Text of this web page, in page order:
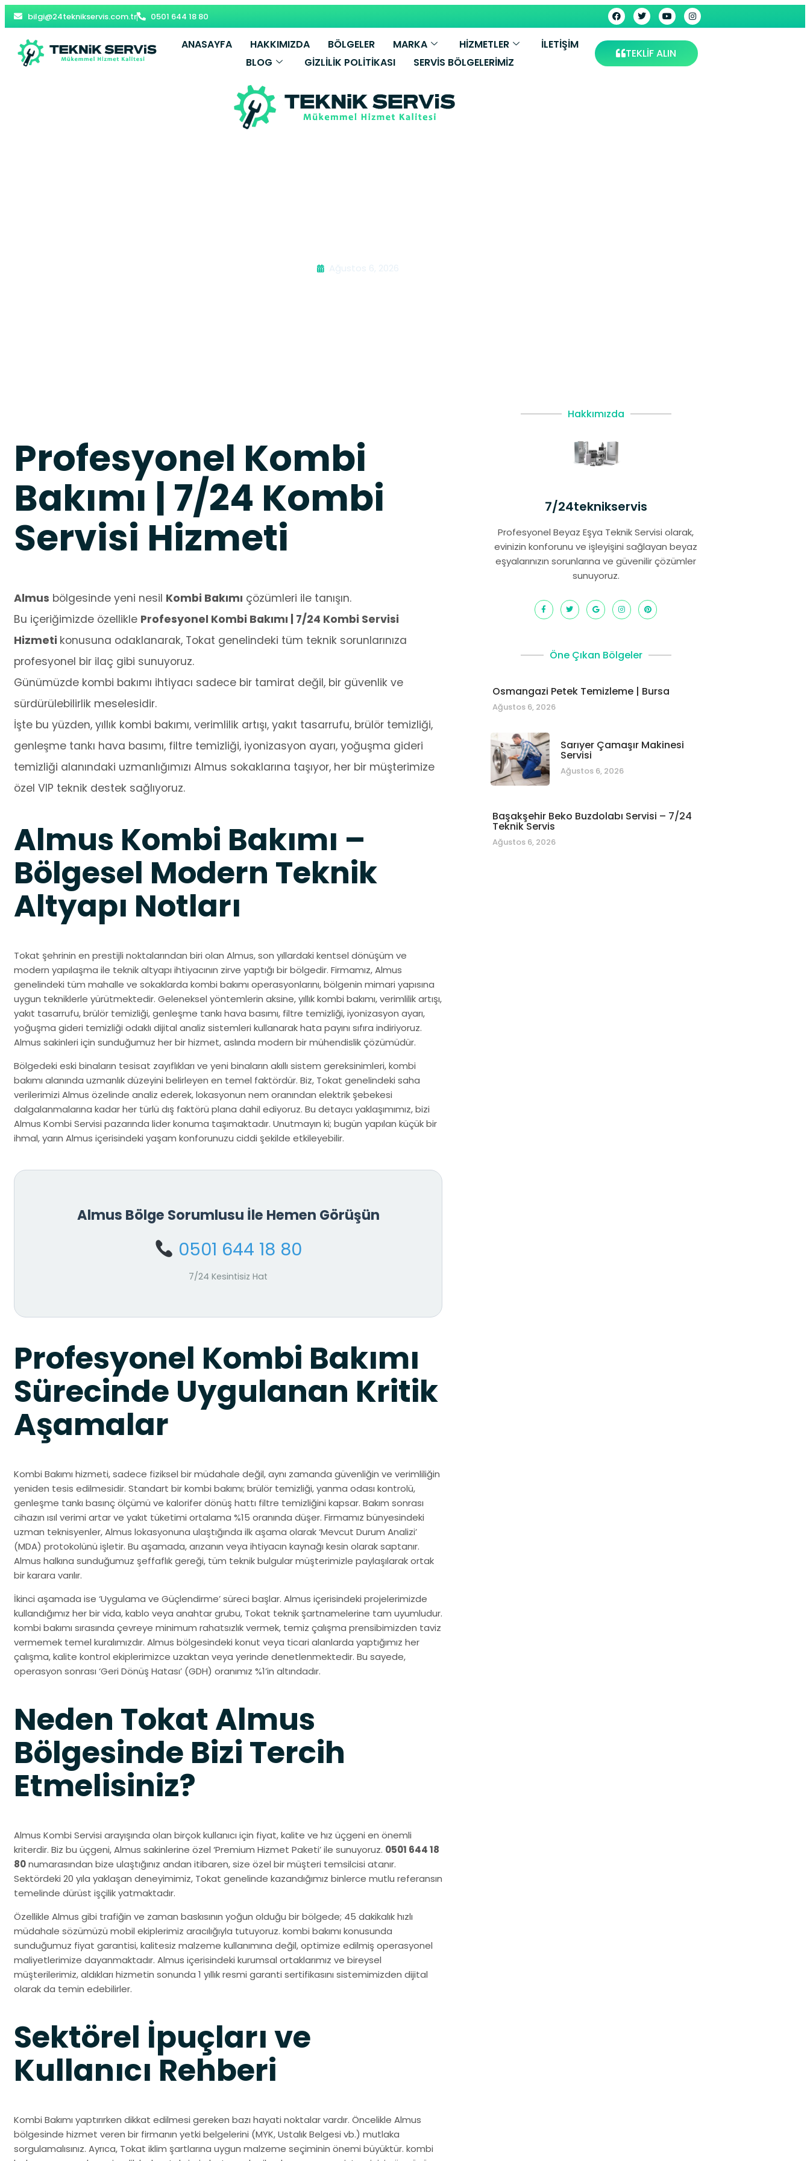
bilgi@24teknikservis.com.tr 0501 644 18 80
ANASAYFA HAKKIMIZDA BÖLGELER MARKA HİZMETLER
İLETIŞIM
BLOG
GIZLILIK POLITIKASI SERVIS BÖLGELERIMIZ
TEKLİF ALIN
Ağustos 6, 2026
Profesyonel Kombi
Bakımı | 7/24 Kombi
Servisi Hizmeti
Almus bölgesinde yeni nesil Kombi Bakımı çözümleri ile tanışın.
Bu içeriğimizde özellikle Profesyonel Kombi Bakımı | 7/24 Kombi Servisi
Hizmeti konusuna odaklanarak, Tokat genelindeki tüm teknik sorunlarınıza
profesyonel bir ilaç gibi sunuyoruz.
Günümüzde kombi bakımı ihtiyacı sadece bir tamirat değil, bir güvenlik ve
sürdürülebilirlik meselesidir.
İşte bu yüzden, yıllık kombi bakımı, verimlilik artışı, yakıt tasarrufu, brülör temizliği,
genleşme tankı hava basımı, filtre temizliği, iyonizasyon ayarı, yoğuşma gideri
temizliği alanındaki uzmanlığımızı Almus sokaklarına taşıyor, her bir müşterimize
özel VIP teknik destek sağlıyoruz.
Almus Kombi Bakımı –
Bölgesel Modern Teknik
Altyapı Notları
Tokat şehrinin en prestijli noktalarından biri olan Almus, son yıllardaki kentsel dönüşüm ve
modern yapılaşma ile teknik altyapı ihtiyacının zirve yaptığı bir bölgedir. Firmamız, Almus
genelindeki tüm mahalle ve sokaklarda kombi bakımı operasyonlarını, bölgenin mimari yapısına
uygun tekniklerle yürütmektedir. Geleneksel yöntemlerin aksine, yıllık kombi bakımı, verimlilik artışı,
yakıt tasarrufu, brülör temizliği, genleşme tankı hava basımı, filtre temizliği, iyonizasyon ayarı,
yoğuşma gideri temizliği odaklı dijital analiz sistemleri kullanarak hata payını sıfıra indiriyoruz.
Almus sakinleri için sunduğumuz her bir hizmet, aslında modern bir mühendislik çözümüdür.
Bölgedeki eski binaların tesisat zayıflıkları ve yeni binaların akıllı sistem gereksinimleri, kombi
bakımı alanında uzmanlık düzeyini belirleyen en temel faktördür. Biz, Tokat genelindeki saha
verilerimizi Almus özelinde analiz ederek, lokasyonun nem oranından elektrik şebekesi
dalgalanmalarına kadar her türlü dış faktörü plana dahil ediyoruz. Bu detaycı yaklaşımımız, bizi
Almus Kombi Servisi pazarında lider konuma taşımaktadır. Unutmayın ki; bugün yapılan küçük bir
ihmal, yarın Almus içerisindeki yaşam konforunuzu ciddi şekilde etkileyebilir.
Almus Bölge Sorumlusu İle Hemen Görüşün
0501 644 18 80
7/24 Kesintisiz Hat
Profesyonel Kombi Bakımı
Sürecinde Uygulanan Kritik
Aşamalar
Kombi Bakımı hizmeti, sadece fiziksel bir müdahale değil, aynı zamanda güvenliğin ve verimliliğin
yeniden tesis edilmesidir. Standart bir kombi bakımı; brülör temizliği, yanma odası kontrolü,
genleşme tankı basınç ölçümü ve kalorifer dönüş hattı filtre temizliğini kapsar. Bakım sonrası
cihazın ısıl verimi artar ve yakıt tüketimi ortalama %15 oranında düşer. Firmamız bünyesindeki
uzman teknisyenler, Almus lokasyonuna ulaştığında ilk aşama olarak ‘Mevcut Durum Analizi’
(MDA) protokolünü işletir. Bu aşamada, arızanın veya ihtiyacın kaynağı kesin olarak saptanır.
Almus halkına sunduğumuz şeffaflık gereği, tüm teknik bulgular müşterimizle paylaşılarak ortak
bir karara varılır.
İkinci aşamada ise ‘Uygulama ve Güçlendirme’ süreci başlar. Almus içerisindeki projelerimizde
kullandığımız her bir vida, kablo veya anahtar grubu, Tokat teknik şartnamelerine tam uyumludur.
kombi bakımı sırasında çevreye minimum rahatsızlık vermek, temiz çalışma prensibimizden taviz
vermemek temel kuralımızdır. Almus bölgesindeki konut veya ticari alanlarda yaptığımız her
çalışma, kalite kontrol ekiplerimizce uzaktan veya yerinde denetlenmektedir. Bu sayede,
operasyon sonrası ‘Geri Dönüş Hatası’ (GDH) oranımız %1’in altındadır.
Neden Tokat Almus
Bölgesinde Bizi Tercih
Etmelisiniz?
Almus Kombi Servisi arayışında olan birçok kullanıcı için fiyat, kalite ve hız üçgeni en önemli
kriterdir. Biz bu üçgeni, Almus sakinlerine özel ‘Premium Hizmet Paketi’ ile sunuyoruz. 0501 644 18
80numarasından bize ulaştığınız andan itibaren, size özel bir müşteri temsilcisi atanır.
Sektördeki 20 yıla yaklaşan deneyimimiz, Tokat genelinde kazandığımız binlerce mutlu referansın
temelinde dürüst işçilik yatmaktadır.
Özellikle Almus gibi trafiğin ve zaman baskısının yoğun olduğu bir bölgede; 45 dakikalık hızlı
müdahale sözümüzü mobil ekiplerimiz aracılığıyla tutuyoruz. kombi bakımı konusunda
sunduğumuz fiyat garantisi, kalitesiz malzeme kullanımına değil, optimize edilmiş operasyonel
maliyetlerimize dayanmaktadır. Almus içerisindeki kurumsal ortaklarımız ve bireysel
müşterilerimiz, aldıkları hizmetin sonunda 1 yıllık resmi garanti sertifikasını sistemimizden dijital
olarak da temin edebilirler.
Sektörel İpuçları ve
Kullanıcı Rehberi
Kombi Bakımı yaptırırken dikkat edilmesi gereken bazı hayati noktalar vardır. Öncelikle Almus
bölgesinde hizmet veren bir firmanın yetki belgelerini (MYK, Ustalık Belgesi vb.) mutlaka
sorgulamalısınız. Ayrıca, Tokat iklim şartlarına uygun malzeme seçiminin önemi büyüktür. kombi
Hakkımızda
7/24teknikservis
Profesyonel Beyaz Eşya Teknik Servisi olarak,
evinizin konforunu ve işleyişini sağlayan beyaz
eşyalarınızın sorunlarına ve güvenilir çözümler
sunuyoruz.
Öne Çıkan Bölgeler
Osmangazi Petek Temizleme | Bursa
Ağustos 6, 2026
Sarıyer Çamaşır Makinesi
Servisi
Ağustos 6, 2026
Başakşehir Beko Buzdolabı Servisi – 7/24
Teknik Servis
Ağustos 6, 2026